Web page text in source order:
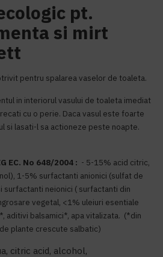
pt.
si mirt
pentru spalarea vaselor de toaleta.
in interiorul vasului de toaleta imediat
cu o perie. Daca vasul este foarte
si lasati-l sa actioneze peste noapte.
EC. No 648/2004 : - 5-15% acid citric,
1-5% surfactanti anionici (sulfat de
surfactanti neionici ( surfactanti din
vegetal, <1% uleiuri esentiale
aditivi balsamici*, apa vitalizata. (*din
plante crescute salbatic)
citric acid, alcohol,